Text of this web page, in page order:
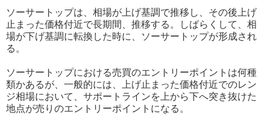
ソーサートップは、相場が上げ基調で推移し、その後上げ
止まった価格付近で長期間、推移する。しばらくして、相
場が下げ基調に転換した時に、ソーサートップが形成され
る。
ソーサートップにおける売買のエントリーポイントは何種
類かあるが、一般的には、上げ止まった価格付近でのレン
ジ相場において、サポートラインを上から下へ突き抜けた
地点が売りのエントリーポイントになる。